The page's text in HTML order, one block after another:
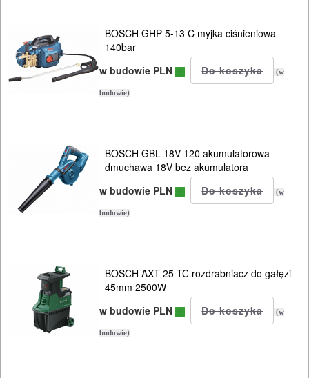
BOSCH GHP 5-13 C myjka ciśnieniowa
140bar
w budowie PLN
(w
budowie)
BOSCH GBL 18V-120 akumulatorowa
dmuchawa 18V bez akumulatora
w budowie PLN
(w
budowie)
BOSCH AXT 25 TC rozdrabniacz do gałęzi
45mm 2500W
w budowie PLN
(w
budowie)